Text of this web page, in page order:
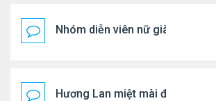
Nhóm diễn viên nữ giàu nhất
Hương Lan miệt mài đi hát ở tuổi